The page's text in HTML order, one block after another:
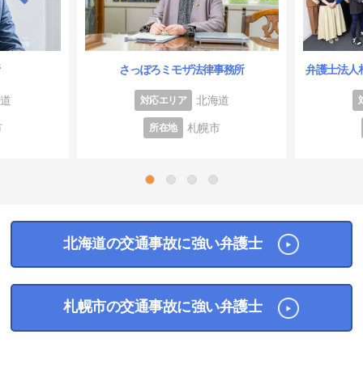
さっぽろミモザ法律事務所
対応エリア 北海道
所在地 札幌市
弁護士法人
北海道の交通事故に強い弁護士
札幌市の交通事故に強い弁護士